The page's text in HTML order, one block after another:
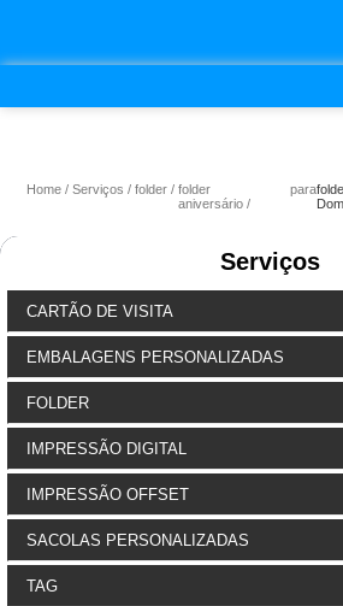
Home Serviços folder
folder para
aniversário
Serviços
CARTÃO DE VISITA
EMBALAGENS PERSONALIZADAS
FOLDER
IMPRESSÃO DIGITAL
IMPRESSÃO OFFSET
SACOLAS PERSONALIZADAS
TAG